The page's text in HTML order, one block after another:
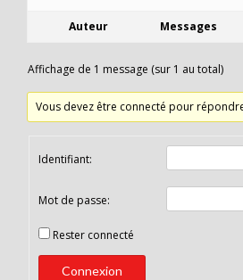
Auteur Messages
Affichage de 1 message (sur 1 au total)
Vous devez être connecté pour
Identifiant:
Mot de passe:
Rester connecté
Connexion